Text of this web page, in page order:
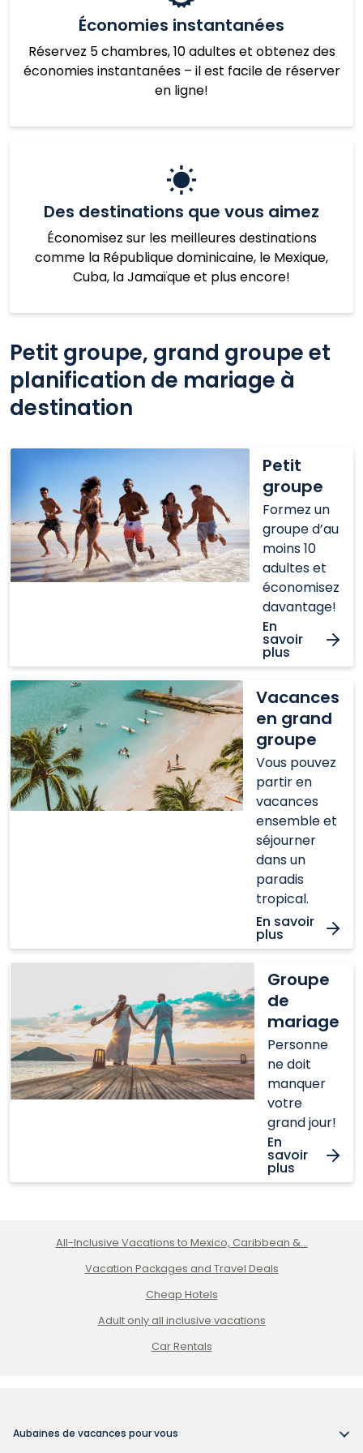
Économies instantanées
Réservez 5 chambres, 10 adultes et obtenez des
économies instantanées – il est facile de réserver
en ligne!
Des destinations que vous aimez
Économisez sur les meilleures destinations
comme la République dominicaine, le Mexique,
Cuba, la Jamaïque et plus encore!
Petit groupe, grand groupe et
planification de mariage à
destination
Petit
groupe
Formez un
groupe d’au
moins 10
adultes et
économisez
davantage!
En
savoir
plus
Vacances
en grand
groupe
Vous pouvez
partir en
vacances
ensemble et
séjourner
dans un
paradis
tropical.
En savoir
plus
Vacances
en
grand
groupe
Groupe
de
mariage
Personne
ne doit
manquer
votre
grand jour!
En
savoir
plus
mariage
All-Inclusive Vacations to Mexico, Caribbean &...
Vacation Packages and Travel Deals
Cheap Hotels
Adult only all inclusive vacations
Car Rentals
Aubaines de vacances pour vous